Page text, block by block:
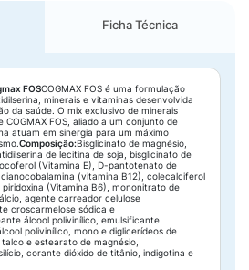
Ficha Técnica
FOSCOGMAX FOS é uma formulação
minerais e vitaminas desenvolvida
da saúde. O mix exclusivo de minerais
COGMAX FOS, aliado a um conjunto de
atuam em sinergia para um máximo
Composição:Bisglicinato de magnésio,
de lecitina de soja, bisglicinato de
(Vitamina E), D-pantotenato de
(vitamina B12), colecalciferol
(Vitamina B6), mononitrato de
agente carreador celulose
croscarmelose sódica e
álcool polivinílico, emulsificante
polivinílico, mono e diglicerídeos de
e estearato de magnésio,
corante dióxido de titânio, indigotina e